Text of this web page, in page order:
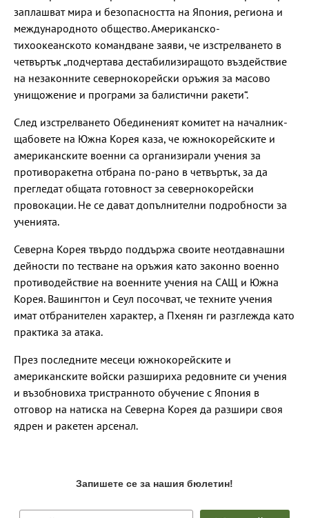
заплашват мира и безопасността на Япония, региона и
международното общество. Американско-
тихоокеанското командване заяви, че изстрелването в
четвъртък „подчертава дестабилизиращото въздействие
на незаконните севернокорейски оръжия за масово
унищожение и програми за балистични ракети“.
След изстрелването Обединеният комитет на началник-
щабовете на Южна Корея каза, че южнокорейските и
американските военни са организирали учения за
противоракетна отбрана по-рано в четвъртък, за да
прегледат общата готовност за севернокорейски
провокации. Не се дават допълнителни подробности за
ученията.
Северна Корея твърдо поддържа своите неотдавнашни
дейности по тестване на оръжия като законно военно
противодействие на военните учения на САЩ и Южна
Корея. Вашингтон и Сеул посочват, че техните учения
имат отбранителен характер, а Пхенян ги разглежда като
практика за атака.
През последните месеци южнокорейските и
американските войски разшириха редовните си учения
и възобновиха тристранното обучение с Япония в
отговор на натиска на Северна Корея да разшири своя
ядрен и ракетен арсенал.